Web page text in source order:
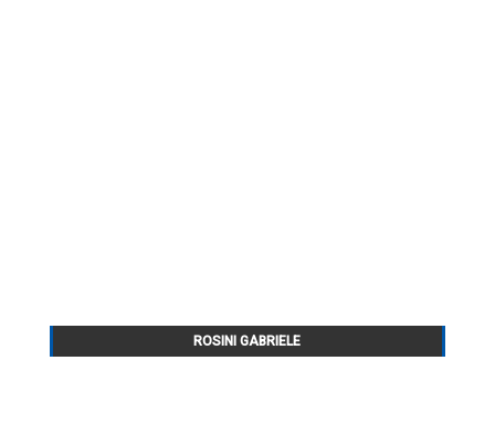
ROSINI GABRIELE